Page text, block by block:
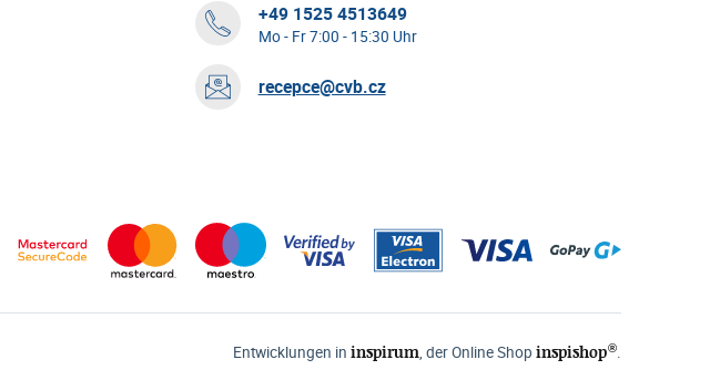
+49 1525 4513649
Mo - Fr 7:00 - 15:30 Uhr
recepce@cvb.cz
Entwicklungen in inspirum, der Online Shop inspishop®.